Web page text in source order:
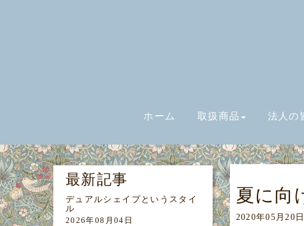
ホーム 取扱商品 法人の
夏に向
2020年05月20日
最新記事
デュアルシェイプというスタイ
ル
2026年08月04日